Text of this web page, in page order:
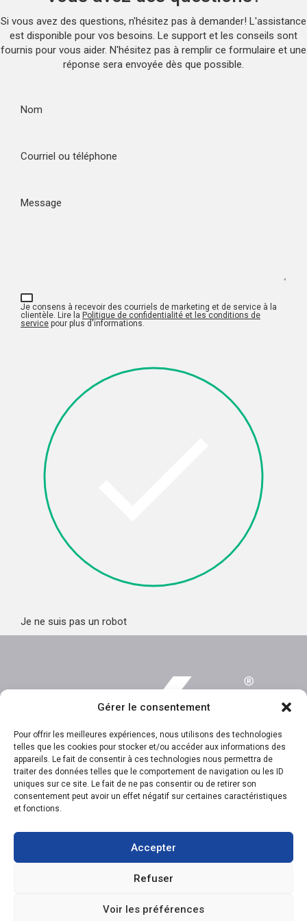
Gérer le consentement
Pour offrir les meilleures expériences, nous utilisons des technologies
telles que les cookies pour stocker et/ou accéder aux informations des
appareils. Le fait de consentir à ces technologies nous permettra de
traiter des données telles que le comportement de navigation ou les ID
uniques sur ce site. Le fait de ne pas consentir ou de retirer son
consentement peut avoir un effet négatif sur certaines caractéristiques
et fonctions.
Accepter
Refuser
Voir les préférences
Si vous avez des questions, n'hésitez pas à demander! L'assistance
est disponible pour vos besoins. Le support et les conseils sont
fournis pour vous aider. N'hésitez pas à remplir ce formulaire et une
réponse sera envoyée dès que possible.
Nom
Courriel ou téléphone
Message
Je consens à recevoir des courriels de marketing et de service à la
clientèle. Lire la Politique de confidentialité et les conditions de
service pour plus d'informations.
Je ne suis pas un robot
EXP AGENCE IMMOBILIÈRE SAINT-LAURENT
1111 boul. Dr.-Frederick-Philips, Saint-Laurent QC H4M 2X6
ac.trebmald@leinad
Parcourir le contenu...